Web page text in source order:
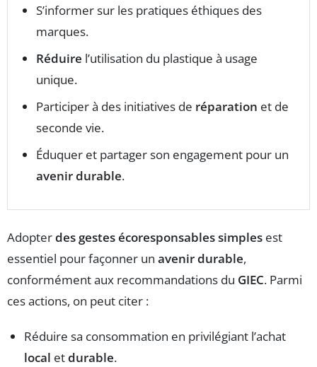
S’informer sur les pratiques éthiques des
marques.
Réduire l’utilisation du plastique à usage
unique.
Participer à des initiatives de réparation et de
seconde vie.
Éduquer et partager son engagement pour un
avenir durable.
Adopterdes gestes écoresponsables simples est
essentiel pour façonner un avenir durable,
conformément aux recommandations du GIEC. Parmi
ces actions, on peut citer :
Réduire sa consommation en privilégiant l’achat
local etdurable.